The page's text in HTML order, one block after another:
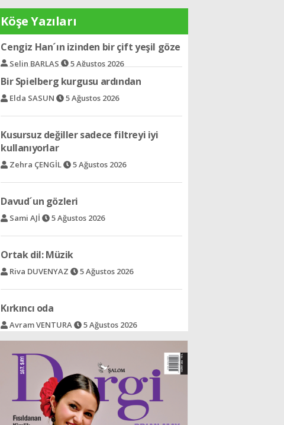
Köşe Yazıları
Bir Spielberg kurgusu ardından
Elda SASUN 5 Ağustos 2026
Kusursuz değiller sadece filtreyi iyi
kullanıyorlar
Zehra ÇENGİL 5 Ağustos 2026
Davud´un gözleri
Sami AJİ 5 Ağustos 2026
Ortak dil: Müzik
Riva DUVENYAZ 5 Ağustos 2026
Kırkıncı oda
Avram VENTURA 5 Ağustos 2026
Acının gülümsemeyi öğrettiği halk
Selin SÜAR 5 Ağustos 2026
Ree - Bir şeyden dolayı
Rav İzak ALALUF 5 Ağustos 2026